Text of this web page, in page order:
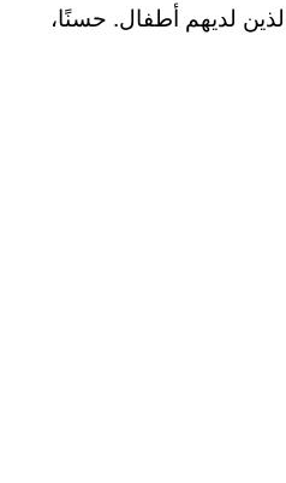
لديهم أطفال. حسنًا،